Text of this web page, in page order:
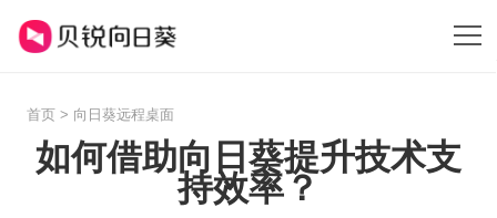
首页 > 向日葵远程桌面
如何借助向日葵提升技术支
持效率？